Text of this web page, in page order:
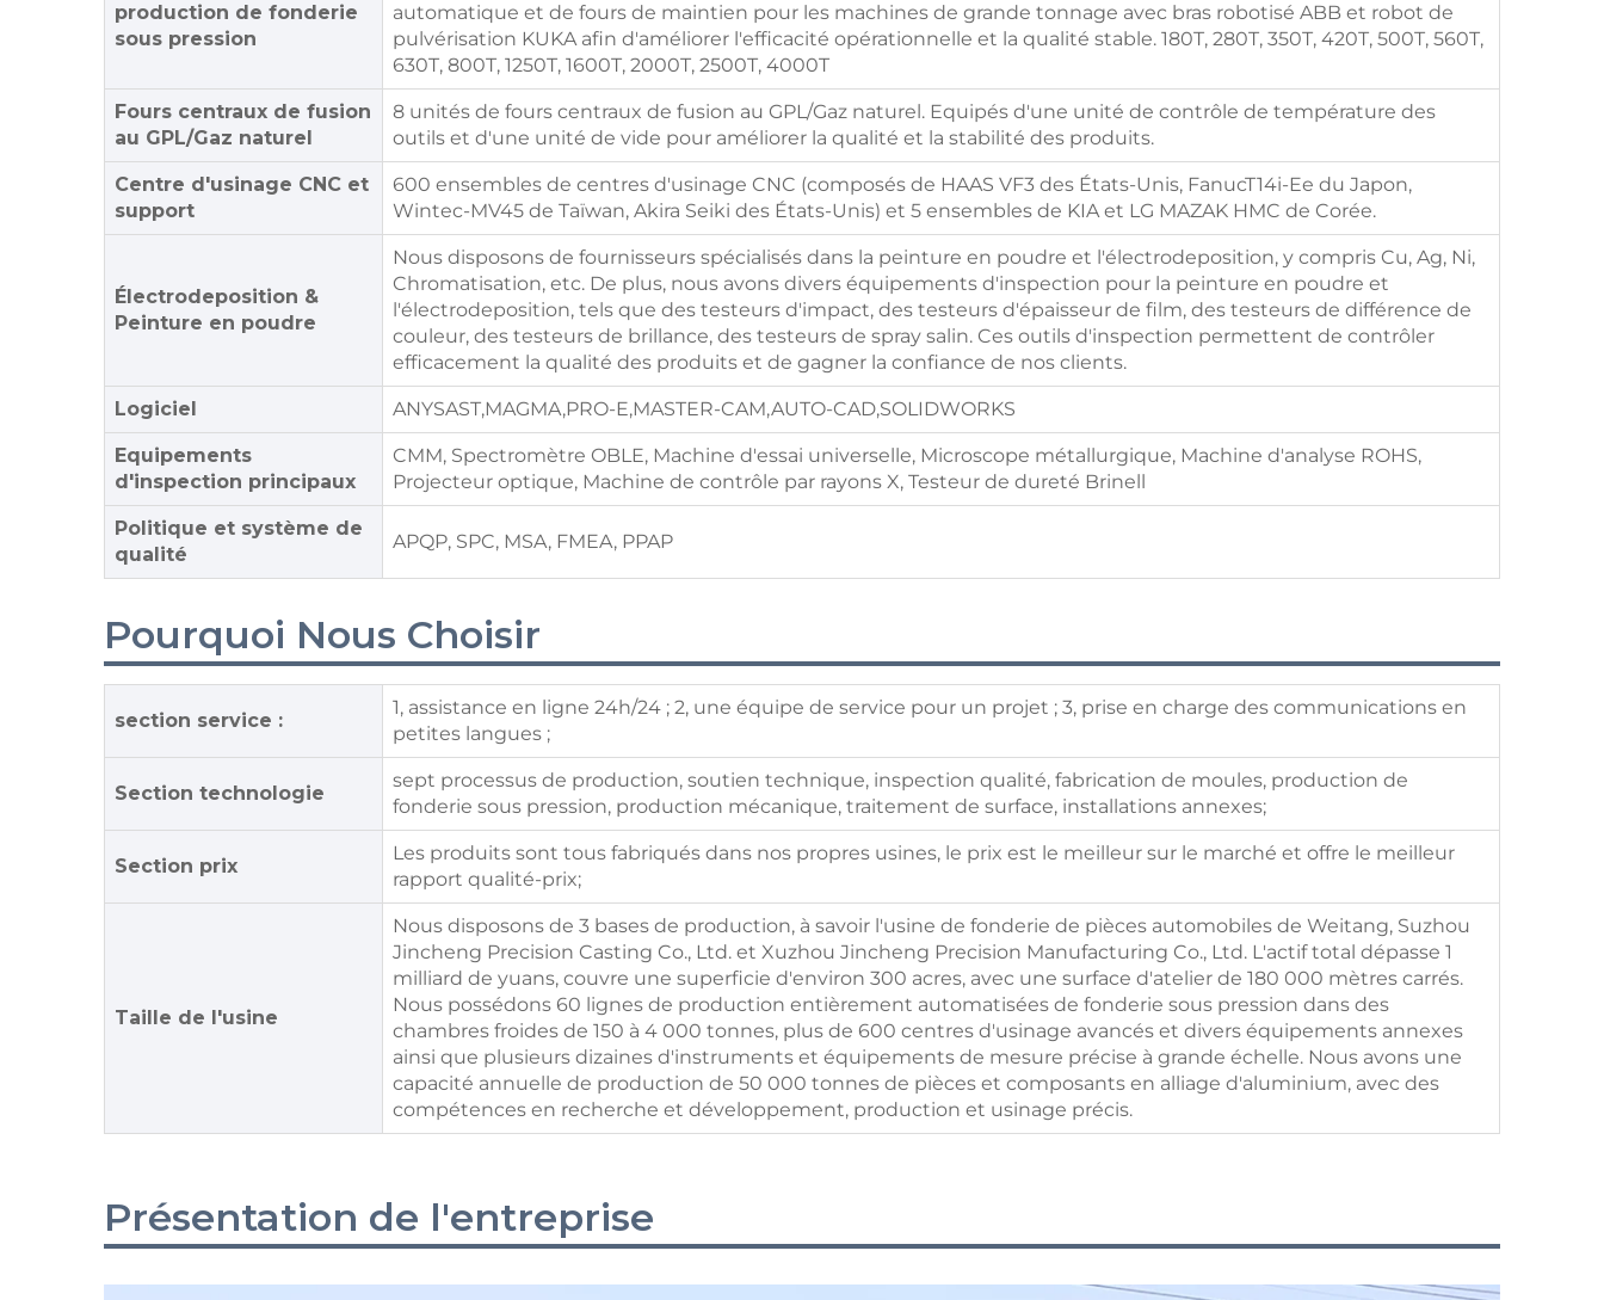
production de fonderie
sous pression
automatique et de fours de maintien pour les machines de grande tonnage avec bras robotisé ABB et robot de
pulvérisation KUKA afin d'améliorer l'efficacité opérationnelle et la qualité stable. 180T, 280T, 350T, 420T, 500T, 560T,
630T, 800T, 1250T, 1600T, 2000T, 2500T, 4000T
Fours centraux de fusion
au GPL/Gaz naturel
8 unités de fours centraux de fusion au GPL/Gaz naturel. Equipés d'une unité de contrôle de température des
outils et d'une unité de vide pour améliorer la qualité et la stabilité des produits.
Centre d'usinage CNC et
support
600 ensembles de centres d'usinage CNC (composés de HAAS VF3 des États-Unis, FanucT14i-Ee du Japon,
Wintec-MV45 de Taïwan, Akira Seiki des États-Unis) et 5 ensembles de KIA et LG MAZAK HMC de Corée.
Électrodeposition &
Peinture en poudre
Nous disposons de fournisseurs spécialisés dans la peinture en poudre et l'électrodeposition, y compris Cu, Ag, Ni,
Chromatisation, etc. De plus, nous avons divers équipements d'inspection pour la peinture en poudre et
l'électrodeposition, tels que des testeurs d'impact, des testeurs d'épaisseur de film, des testeurs de différence de
couleur, des testeurs de brillance, des testeurs de spray salin. Ces outils d'inspection permettent de contrôler
efficacement la qualité des produits et de gagner la confiance de nos clients.
Logiciel ANYSAST,MAGMA,PRO-E,MASTER-CAM,AUTO-CAD,SOLIDWORKS
Equipements
d'inspection principaux
CMM, Spectromètre OBLE, Machine d'essai universelle, Microscope métallurgique, Machine d'analyse ROHS,
Projecteur optique, Machine de contrôle par rayons X, Testeur de dureté Brinell
Politique et système de
qualité
APQP, SPC, MSA, FMEA, PPAP
Pourquoi Nous Choisir
section service :
1, assistance en ligne 24h/24 ; 2, une équipe de service pour un projet ; 3, prise en charge des communications en
petites langues ;
Section technologie
sept processus de production, soutien technique, inspection qualité, fabrication de moules, production de
fonderie sous pression, production mécanique, traitement de surface, installations annexes;
Section prix
Les produits sont tous fabriqués dans nos propres usines, le prix est le meilleur sur le marché et offre le meilleur
rapport qualité-prix;
Taille de l'usine
Nous disposons de 3 bases de production, à savoir l'usine de fonderie de pièces automobiles de Weitang, Suzhou
Jincheng Precision Casting Co., Ltd. et Xuzhou Jincheng Precision Manufacturing Co., Ltd. L'actif total dépasse 1
milliard de yuans, couvre une superficie d'environ 300 acres, avec une surface d'atelier de 180 000 mètres carrés.
Nous possédons 60 lignes de production entièrement automatisées de fonderie sous pression dans des
chambres froides de 150 à 4 000 tonnes, plus de 600 centres d'usinage avancés et divers équipements annexes
ainsi que plusieurs dizaines d'instruments et équipements de mesure précise à grande échelle. Nous avons une
capacité annuelle de production de 50 000 tonnes de pièces et composants en alliage d'aluminium, avec des
compétences en recherche et développement, production et usinage précis.
Présentation de l'entreprise